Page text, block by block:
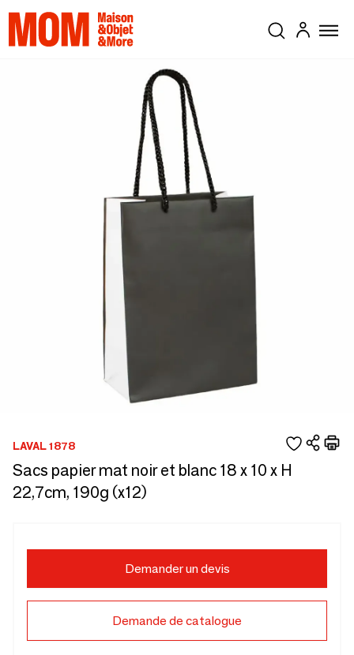
LAVAL 1878
Sacs papier mat noir et blanc 18 x 10 x H
22,7cm, 190g (x12)
Demander un devis
Demande de catalogue